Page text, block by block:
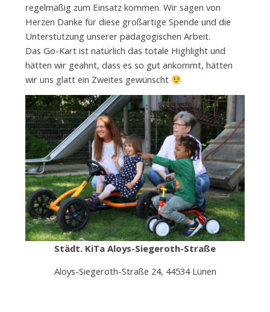
regelmäßig zum Einsatz kommen. Wir sagen von
Herzen Danke für diese großartige Spende und die
Unterstützung unserer pädagogischen Arbeit.
Das Go-Kart ist natürlich das totale Highlight und
hätten wir geahnt, dass es so gut ankommt, hätten
wir uns glatt ein Zweites gewünscht
Städt. KiTa Aloys-Siegeroth-Straße
Aloys-Siegeroth-Straße 24, 44534 Lünen